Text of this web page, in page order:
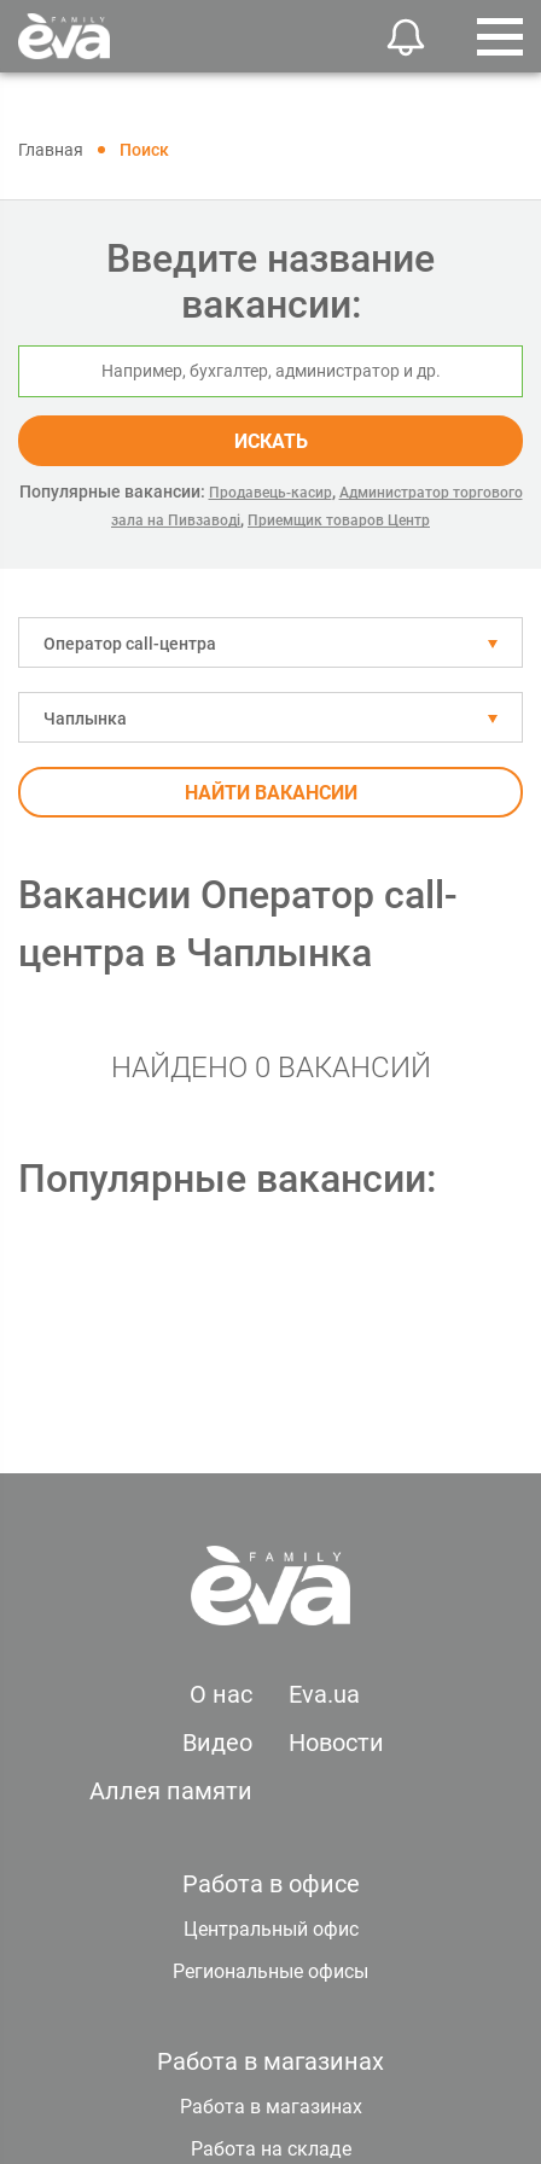
Главная Поиск
Введите название
вакансии:
ИСКАТЬ
Популярные вакансии: Продавець-касир, Администратор торгового
зала на Пивзаводі, Приемщик товаров Центр
Оператор call-центра
Чаплынка
НАЙТИ ВАКАНСИИ
Вакансии Оператор call-
центра в Чаплынка
НАЙДЕНО 0 ВАКАНСИЙ
Популярные вакансии:
О нас
Eva.ua
Видео
Новости
Аллея памяти
Работа в офисе
Центральный офис
Региональные офисы
Работа в магазинах
Работа в магазинах
Работа на складе